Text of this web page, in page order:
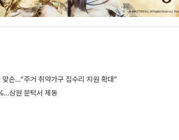
손…“주거 취약가구 집수리 지원 확대”
상원 문턱서 제동